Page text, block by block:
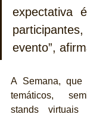
expectativa
evento”,
A Semana, que
temáticos,
stands virtuais